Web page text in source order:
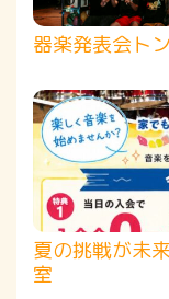
器楽発表会ト
夏の挑戦が未
室